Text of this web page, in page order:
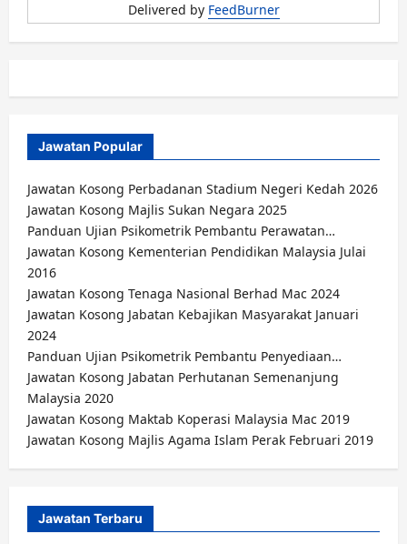
Delivered by FeedBurner
Jawatan Popular
Jawatan Kosong Perbadanan Stadium Negeri Kedah 2026
Jawatan Kosong Majlis Sukan Negara 2025
Panduan Ujian Psikometrik Pembantu Perawatan…
Jawatan Kosong Kementerian Pendidikan Malaysia Julai
2016
Jawatan Kosong Tenaga Nasional Berhad Mac 2024
Jawatan Kosong Jabatan Kebajikan Masyarakat Januari
2024
Panduan Ujian Psikometrik Pembantu Penyediaan…
Jawatan Kosong Jabatan Perhutanan Semenanjung
Malaysia 2020
Jawatan Kosong Maktab Koperasi Malaysia Mac 2019
Jawatan Kosong Majlis Agama Islam Perak Februari 2019
Jawatan Terbaru